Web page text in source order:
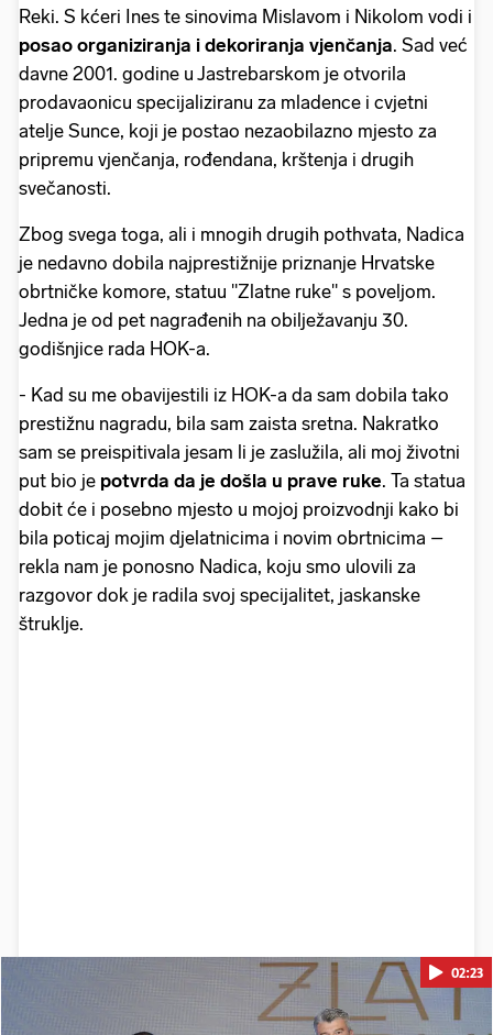
Reki. S kćeri Ines te sinovima Mislavom i Nikolom vodi i
posao organiziranja i dekoriranja vjenčanja. Sad već
davne 2001. godine u Jastrebarskom je otvorila
prodavaonicu specijaliziranu za mladence i cvjetni
atelje Sunce, koji je postao nezaobilazno mjesto za
pripremu vjenčanja, rođendana, krštenja i drugih
svečanosti.
Zbog svega toga, ali i mnogih drugih pothvata, Nadica
je nedavno dobila najprestižnije priznanje Hrvatske
obrtničke komore, statuu "Zlatne ruke" s poveljom.
Jedna je od pet nagrađenih na obilježavanju 30.
godišnjice rada HOK-a.
- Kad su me obavijestili iz HOK-a da sam dobila tako
prestižnu nagradu, bila sam zaista sretna. Nakratko
sam se preispitivala jesam li je zaslužila, ali moj životni
put bio je potvrda da je došla u prave ruke. Ta statua
dobit će i posebno mjesto u mojoj proizvodnji kako bi
bila poticaj mojim djelatnicima i novim obrtnicima –
rekla nam je ponosno Nadica, koju smo ulovili za
razgovor dok je radila svoj specijalitet, jaskanske
štruklje.
02:23